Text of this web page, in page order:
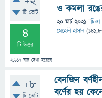
টি ভোট
4
টি উত্তর
2,617 বার দেখা হয়েছে
ও কমলা
20 মার্চ 2021 "
মেহেদী হাসান (
+8
টি ভোট
বেনজিন
বর্ণের হয়